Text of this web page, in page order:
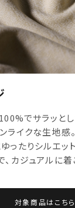
でサラッと
ライクな生地感
ったりシルエッ
、カジュアルに着
対象商品はこちら